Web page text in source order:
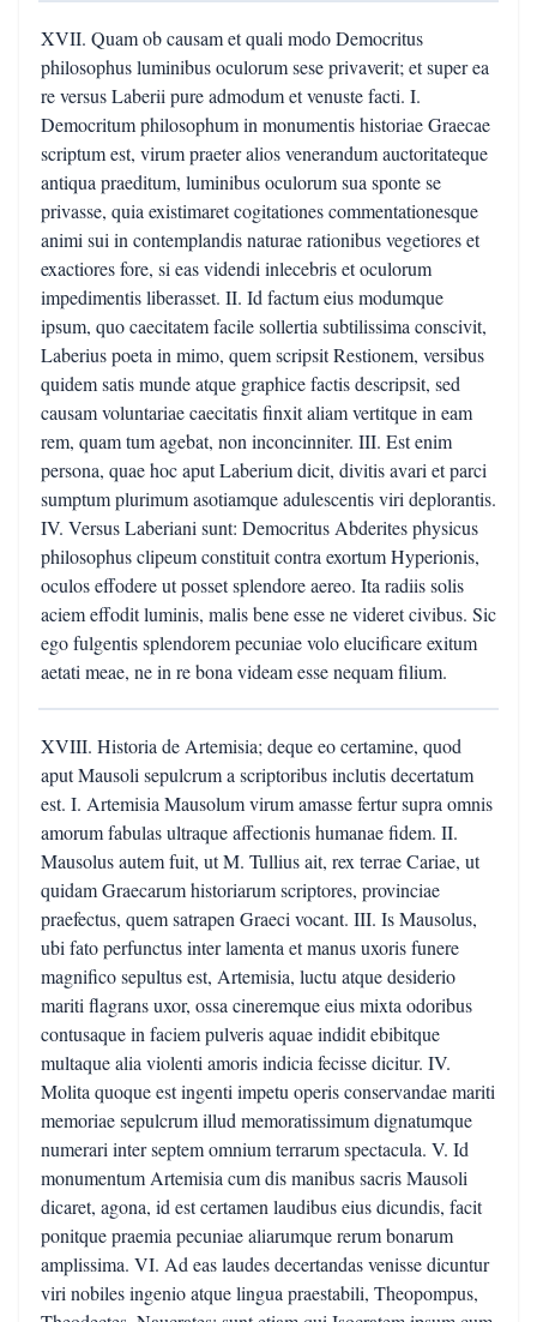
XVII. Quam ob causam et quali modo Democritus
philosophus luminibus oculorum sese privaverit; et super ea
re versus Laberii pure admodum et venuste facti. I.
Democritum philosophum in monumentis historiae Graecae
scriptum est, virum praeter alios venerandum auctoritateque
antiqua praeditum, luminibus oculorum sua sponte se
privasse, quia existimaret cogitationes commentationesque
animi sui in contemplandis naturae rationibus vegetiores et
exactiores fore, si eas videndi inlecebris et oculorum
impedimentis liberasset. II. Id factum eius modumque
ipsum, quo caecitatem facile sollertia subtilissima conscivit,
Laberius poeta in mimo, quem scripsit Restionem, versibus
quidem satis munde atque graphice factis descripsit, sed
causam voluntariae caecitatis finxit aliam vertitque in eam
rem, quam tum agebat, non inconcinniter. III. Est enim
persona, quae hoc aput Laberium dicit, divitis avari et parci
sumptum plurimum asotiamque adulescentis viri deplorantis.
IV. Versus Laberiani sunt: Democritus Abderites physicus
philosophus clipeum constituit contra exortum Hyperionis,
oculos effodere ut posset splendore aereo. Ita radiis solis
aciem effodit luminis, malis bene esse ne videret civibus. Sic
ego fulgentis splendorem pecuniae volo elucificare exitum
aetati meae, ne in re bona videam esse nequam filium.
XVIII. Historia de Artemisia; deque eo certamine, quod
aput Mausoli sepulcrum a scriptoribus inclutis decertatum
est. I. Artemisia Mausolum virum amasse fertur supra omnis
amorum fabulas ultraque affectionis humanae fidem. II.
Mausolus autem fuit, ut M. Tullius ait, rex terrae Cariae, ut
quidam Graecarum historiarum scriptores, provinciae
praefectus, quem satrapen Graeci vocant. III. Is Mausolus,
ubi fato perfunctus inter lamenta et manus uxoris funere
magnifico sepultus est, Artemisia, luctu atque desiderio
mariti flagrans uxor, ossa cineremque eius mixta odoribus
contusaque in faciem pulveris aquae indidit ebibitque
multaque alia violenti amoris indicia fecisse dicitur. IV.
Molita quoque est ingenti impetu operis conservandae mariti
memoriae sepulcrum illud memoratissimum dignatumque
numerari inter septem omnium terrarum spectacula. V. Id
monumentum Artemisia cum dis manibus sacris Mausoli
dicaret, agona, id est certamen laudibus eius dicundis, facit
ponitque praemia pecuniae aliarumque rerum bonarum
amplissima. VI. Ad eas laudes decertandas venisse dicuntur
viri nobiles ingenio atque lingua praestabili, Theopompus,